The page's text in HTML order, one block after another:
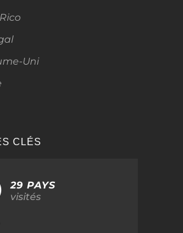
Uni
CLÉS
29 PAYS
visités